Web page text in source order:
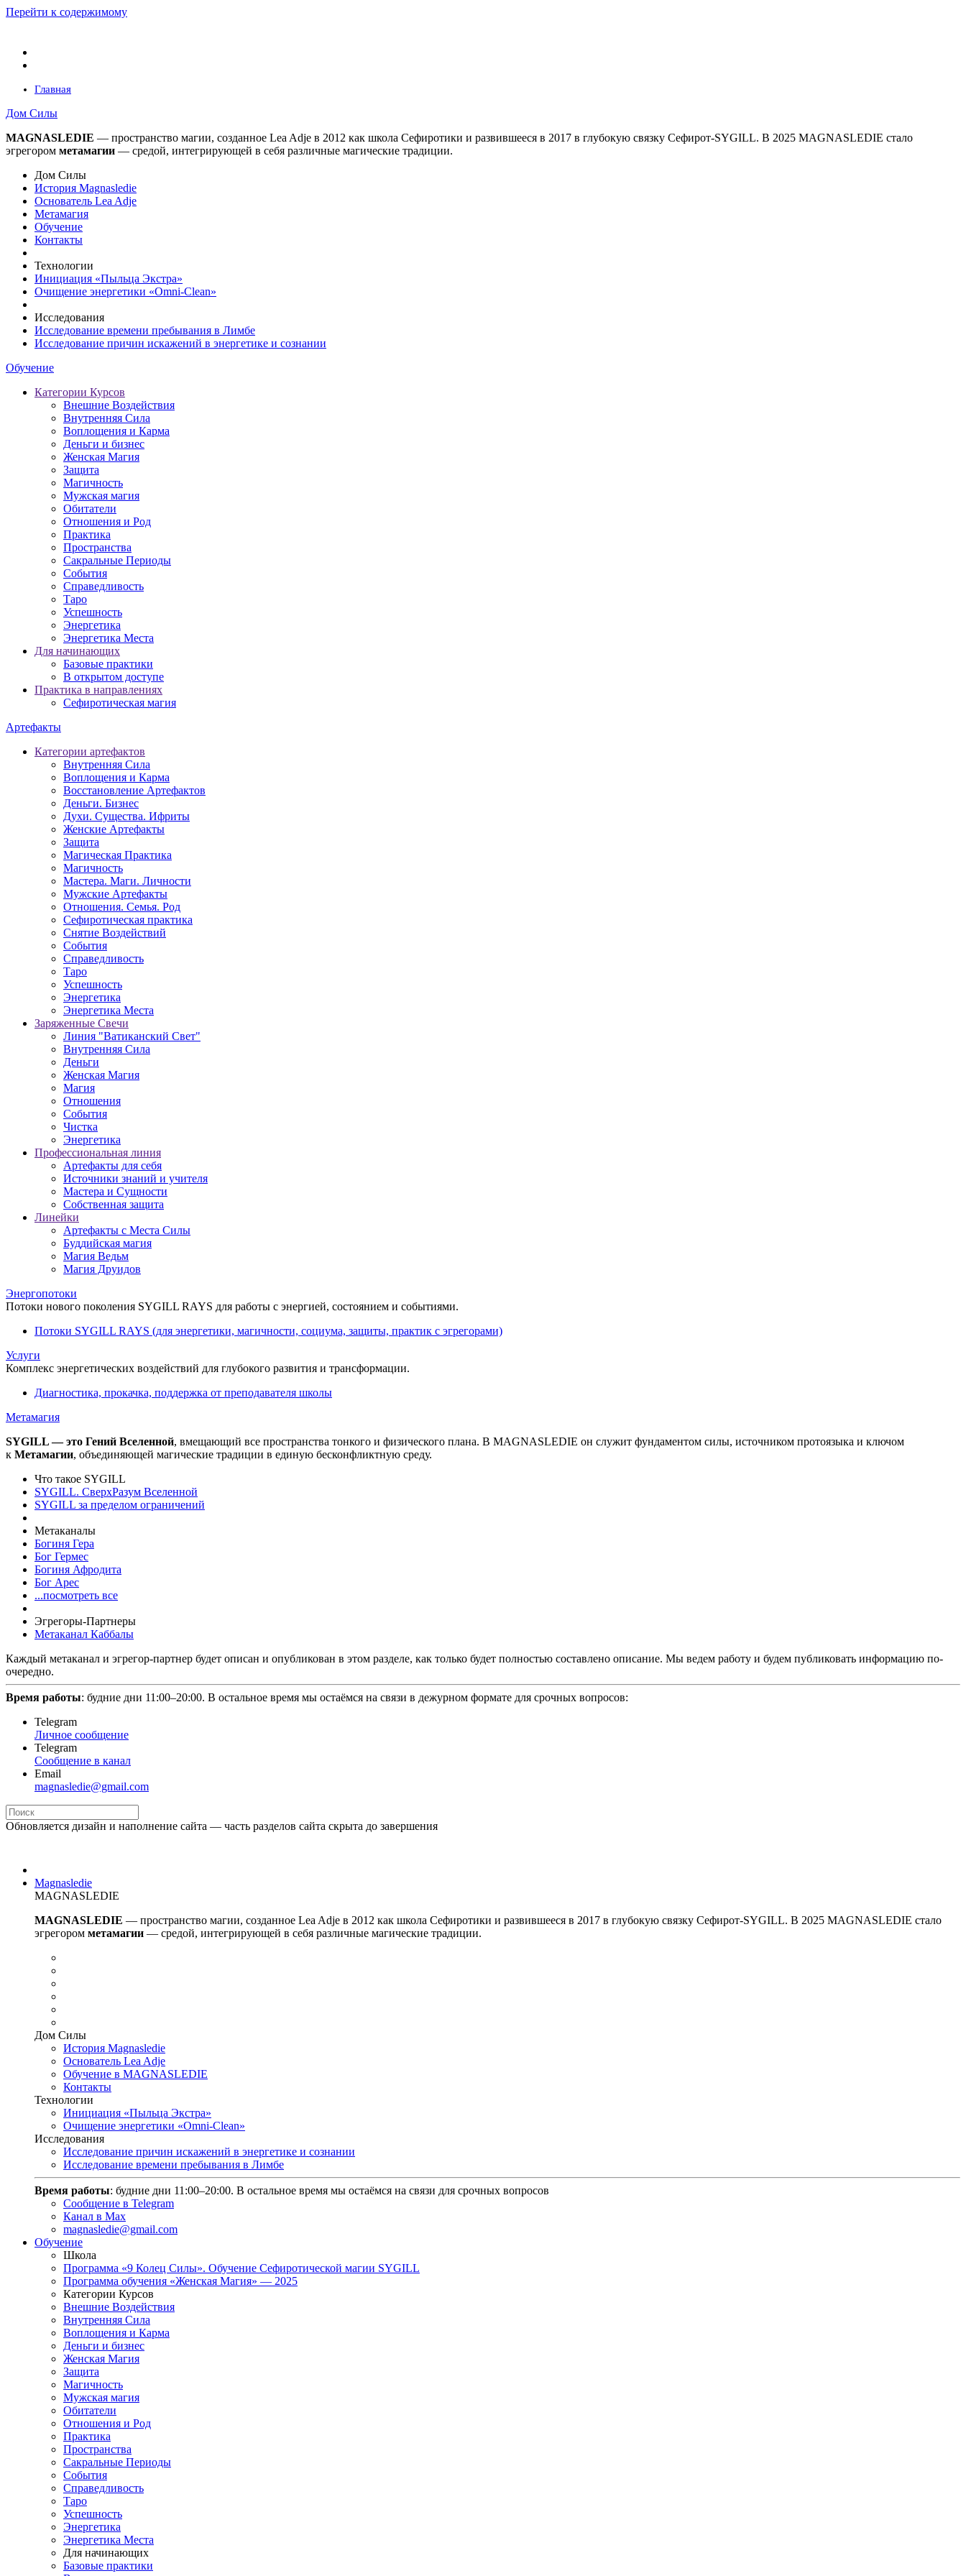
Перейти к содержимому
Главная
Дом Силы
MAGNASLEDIE — пространство магии, созданное Lea Adje в 2012 как школа Сефиротики и развившееся в 2017 в глубокую связку Сефирот-SYGILL. В 2025 MAGNASLEDIE стало
эгрегором метамагии — средой, интегрирующей в себя различные магические традиции.
Дом Силы
История Magnasledie
Основатель Lea Adje
Метамагия
Обучение
Контакты
Технологии
Инициация «Пыльца Экстра»
Очищение энергетики «Omni-Clean»
Исследования
Исследование времени пребывания в Лимбе
Исследование причин искажений в энергетике и сознании
Обучение
Категории Курсов
Внешние Воздействия
Внутренняя Сила
Воплощения и Карма
Деньги и бизнес
Женская Магия
Защита
Магичность
Мужская магия
Обитатели
Отношения и Род
Практика
Пространства
Сакральные Периоды
События
Справедливость
Таро
Успешность
Энергетика
Энергетика Места
Для начинающих
Базовые практики
В открытом доступе
Практика в направлениях
Сефиротическая магия
Артефакты
Категории артефактов
Внутренняя Сила
Воплощения и Карма
Восстановление Артефактов
Деньги. Бизнес
Духи. Существа. Ифриты
Женские Артефакты
Защита
Магическая Практика
Магичность
Мастера. Маги. Личности
Мужские Артефакты
Отношения. Семья. Род
Сефиротическая практика
Снятие Воздействий
События
Справедливость
Таро
Успешность
Энергетика
Энергетика Места
Заряженные Свечи
Линия "Ватиканский Свет"
Внутренняя Сила
Деньги
Женская Магия
Магия
Отношения
События
Чистка
Энергетика
Профессиональная линия
Артефакты для себя
Источники знаний и учителя
Мастера и Сущности
Собственная защита
Линейки
Артефакты с Места Силы
Буддийская магия
Магия Ведьм
Магия Друидов
Энергопотоки
Потоки нового поколения SYGILL RAYS для работы с энергией, состоянием и событиями.
Потоки SYGILL RAYS (для энергетики, магичности, социума, защиты, практик с эгрегорами)
Услуги
Комплекс энергетических воздействий для глубокого развития и трансформации.
Диагностика, прокачка, поддержка от преподавателя школы
Метамагия
SYGILL — это Гений Вселенной, вмещающий все пространства тонкого и физического плана. В MAGNASLEDIE он служит фундаментом силы, источником протоязыка и ключом
к Метамагии, объединяющей магические традиции в единую бесконфликтную среду.
Что такое SYGILL
SYGILL. СверхРазум Вселенной
SYGILL за пределом ограничений
Метаканалы
Богиня Гера
Бог Гермес
Богиня Афродита
Бог Арес
...посмотреть все
Эгрегоры-Партнеры
Метаканал Каббалы
Каждый метаканал и эгрегор-партнер будет описан и опубликован в этом разделе, как только будет полностью составлено описание. Мы ведем работу и будем публиковать информацию по-
очередно.
Время работы: будние дни 11:00–20:00. В остальное время мы остаёмся на связи в дежурном формате для срочных вопросов:
Telegram
Личное сообщение
Telegram
Сообщение в канал
Email
magnasledie@gmail.com
Обновляется дизайн и наполнение сайта — часть разделов сайта скрыта до завершения
Magnasledie
MAGNASLEDIE
MAGNASLEDIE — пространство магии, созданное Lea Adje в 2012 как школа Сефиротики и развившееся в 2017 в глубокую связку Сефирот-SYGILL. В 2025 MAGNASLEDIE стало
эгрегором метамагии — средой, интегрирующей в себя различные магические традиции.
Дом Силы
История Magnasledie
Основатель Lea Adje
Обучение в MAGNASLEDIE
Контакты
Технологии
Инициация «Пыльца Экстра»
Очищение энергетики «Omni-Clean»
Исследования
Исследование причин искажений в энергетике и сознании
Исследование времени пребывания в Лимбе
Время работы: будние дни 11:00–20:00. В остальное время мы остаёмся на связи для срочных вопросов
Сообщение в Telegram
Канал в Max
magnasledie@gmail.com
Обучение
Школа
Программа «9 Колец Силы». Обучение Сефиротической магии SYGILL
Программа обучения «Женская Магия» — 2025
Категории Курсов
Внешние Воздействия
Внутренняя Сила
Воплощения и Карма
Деньги и бизнес
Женская Магия
Защита
Магичность
Мужская магия
Обитатели
Отношения и Род
Практика
Пространства
Сакральные Периоды
События
Справедливость
Таро
Успешность
Энергетика
Энергетика Места
Для начинающих
Базовые практики